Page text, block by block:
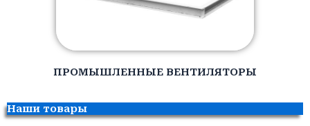
ПРОМЫШЛЕННЫЕ ВЕНТИЛЯТОРЫ
Наши товары